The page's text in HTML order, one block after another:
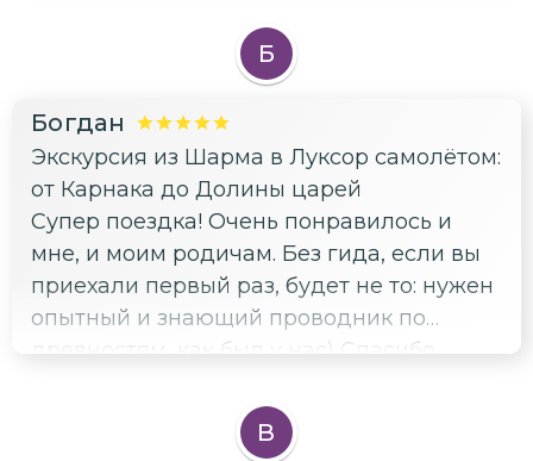
наслаждение от такой длительной и
дальней экскурсии. Машина комфортная,
надобности останавливает. Отдельно
надо подчеркнуть и благодарить гида
Александра, огромные знания, забота,
интереснейшие рассказы. Получили
безмерное наслаждение и яркие
воспоминания об экскурсии. Всем точно
советую брать у Мухаммеда!
Б
Богдан
Экскурсия из Шарма в Луксор самолётом:
от Карнака до Долины царей
Супер поездка! Очень понравилось и
мне, и моим родичам. Без гида, если вы
приехали первый раз, будет не то: нужен
опытный и знающий проводник по
древностям, как был у нас) Спасибо
луксорскими красотами)
В